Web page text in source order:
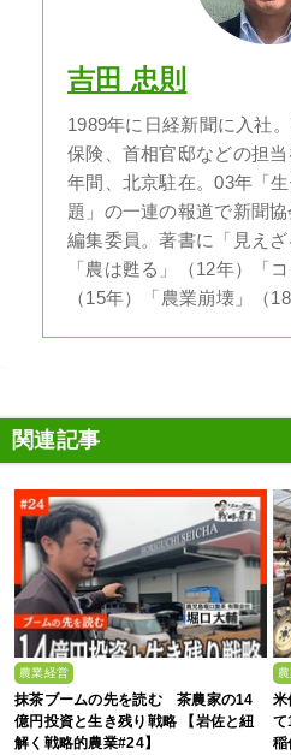
吉田 忠則
1989年に日経新聞に入社
保険、首相官邸などの担
年間、北京駐在。03年「
題」の一連の報道で新聞
編集委員。著書に「見えざ
「農は甦る」（12年）「
（15年）「農業崩壊」（18
関連記事
農業経営
抹茶ブームの先を読む 茶農家の14
億円投資と生き残り戦略 【岩佐と紐
解く戦略的農業#24】
米
て
稲